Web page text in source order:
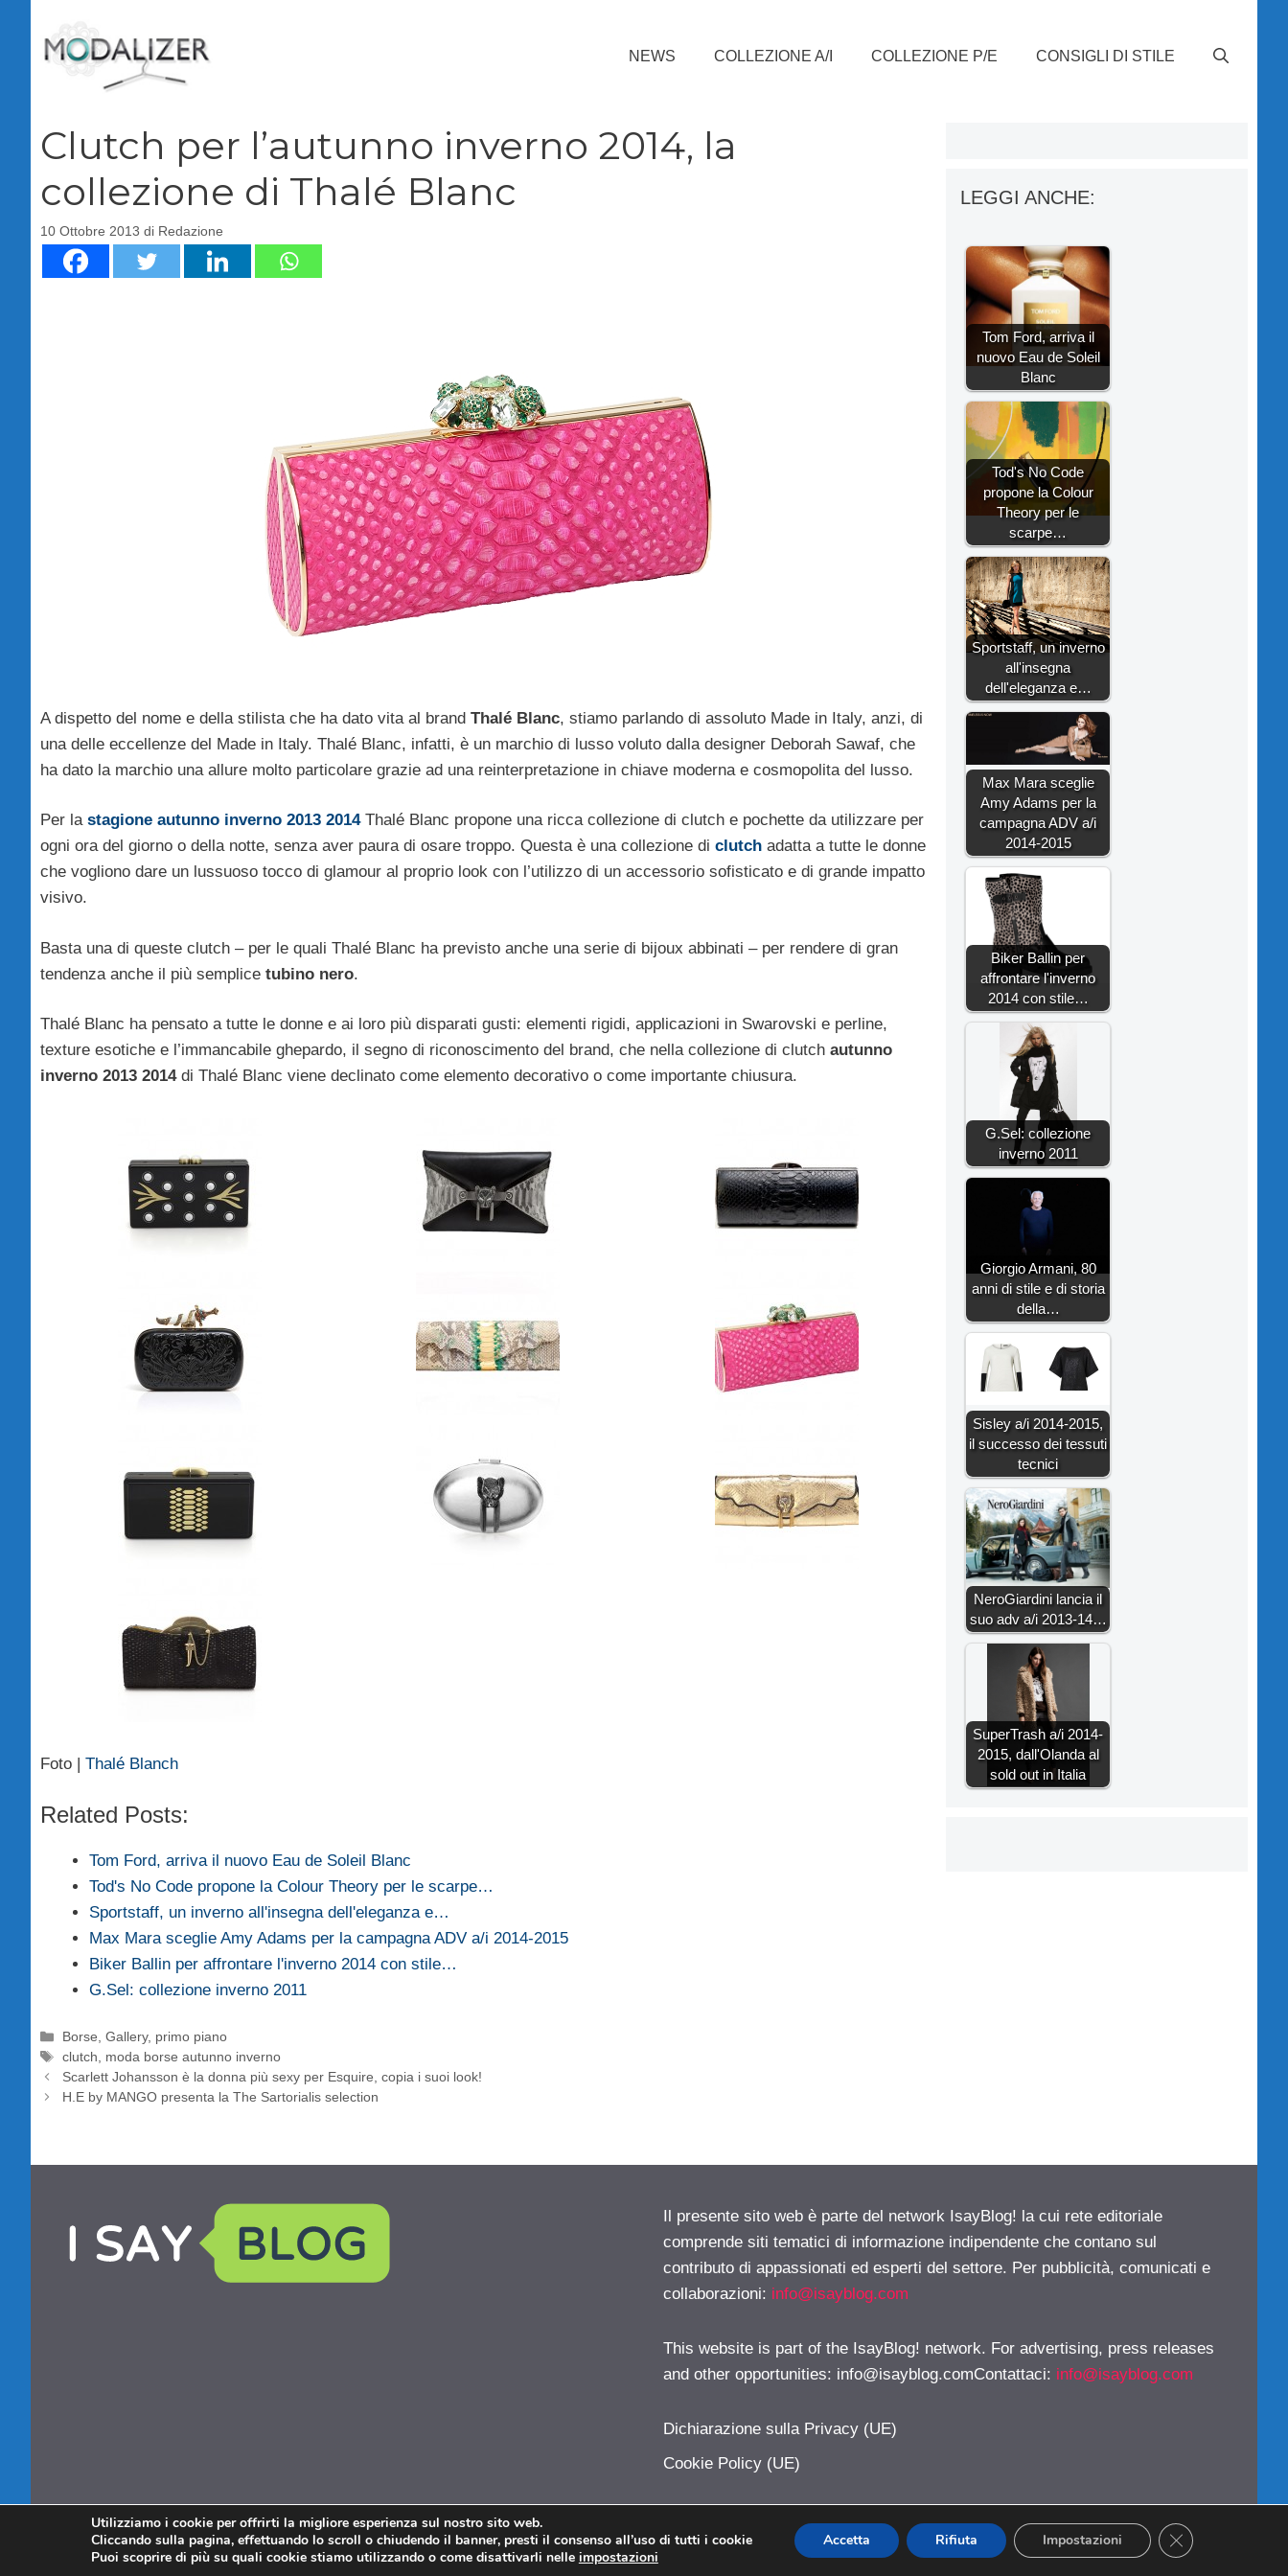
contenuto
NEWS COLLEZIONE A/I COLLEZIONE P/E CONSIGLI DI STILE
Clutch per l’autunno inverno 2014, la
collezione di Thalé Blanc
10 Ottobre 2013 di Redazione
A dispetto del nome e della stilista che ha dato vita al brand Thalé Blanc, stiamo parlando di assoluto Made in Italy, anzi, di
una delle eccellenze del Made in Italy. Thalé Blanc, infatti, è un marchio di lusso voluto dalla designer Deborah Sawaf, che
ha dato la marchio una allure molto particolare grazie ad una reinterpretazione in chiave moderna e cosmopolita del lusso.
Per la stagione autunno inverno 2013 2014Thalé Blanc propone una ricca collezione di clutch e pochette da utilizzare per
ogni ora del giorno o della notte, senza aver paura di osare troppo. Questa è una collezione di clutch adatta a tutte le donne
che vogliono dare un lussuoso tocco di glamour al proprio look con l’utilizzo di un accessorio sofisticato e di grande impatto
visivo.
Basta una di queste clutch – per le quali Thalé Blanc ha previsto anche una serie di bijoux abbinati – per rendere di gran
tendenza anche il più semplice tubino nero.
Thalé Blanc ha pensato a tutte le donne e ai loro più disparati gusti: elementi rigidi, applicazioni in Swarovski e perline,
texture esotiche e l’immancabile ghepardo, il segno di riconoscimento del brand, che nella collezione di clutch autunno
inverno 2013 2014di Thalé Blanc viene declinato come elemento decorativo o come importante chiusura.
Foto | Thalé Blanch
Related Posts:
Tom Ford, arriva il nuovo Eau de Soleil Blanc
Tod's No Code propone la Colour Theory per le scarpe…
Sportstaff, un inverno all'insegna dell'eleganza e…
Max Mara sceglie Amy Adams per la campagna ADV a/i 2014-2015
Biker Ballin per affrontare l'inverno 2014 con stile…
G.Sel: collezione inverno 2011
Categorie
Borse,Gallery, primo piano
Tag
clutch, moda borse autunno inverno
Scarlett Johansson è la donna più sexy per Esquire, copia i suoi look!
H.E by MANGO presenta la The Sartorialis selection
LEGGI ANCHE:
Tom Ford, arriva il
nuovo Eau de Soleil
Blanc
Tod's No Code
propone la Colour
Theory per le
scarpe…
Sportstaff, un inverno
all'insegna
dell'eleganza e…
Max Mara sceglie
Amy Adams per la
campagna ADV a/i
2014-2015
Biker Ballin per
affrontare l'inverno
2014 con stile…
G.Sel: collezione
inverno 2011
Giorgio Armani, 80
anni di stile e di storia
della…
Sisley a/i 2014-2015,
il successo dei tessuti
tecnici
NeroGiardini lancia il
suo adv a/i 2013-14…
SuperTrash a/i 2014-
2015, dall'Olanda al
sold out in Italia
Il presente sito web è parte del network IsayBlog! la cui rete editoriale
comprende siti tematici di informazione indipendente che contano sul
contributo di appassionati ed esperti del settore. Per pubblicità, comunicati e
collaborazioni: info@isayblog.com
This website is part of the IsayBlog! network. For advertising, press releases
and other opportunities: info@isayblog.comContattaci: info@isayblog.com
Dichiarazione sulla Privacy (UE)
Cookie Policy (UE)
Modalizer.com © 2026. All right reserverd.
Utilizziamo i cookie per offrirti la migliore esperienza sul nostro sito web.
Cliccando sulla pagina, effettuando lo scroll o chiudendo il banner, presti il consenso all’uso di tutti i cookie
Puoi scoprire di più su quali cookie stiamo utilizzando o come disattivarli nelle impostazioni
Accetta Rifiuta Impostazioni CLOSE GDPR